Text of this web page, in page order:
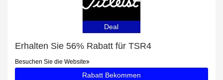
Deal
Erhalten Sie 56% Rabatt für TSR4
Besuchen Sie die Website
Rabatt Bekommen